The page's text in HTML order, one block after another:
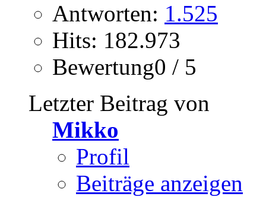
Antworten: 1.525
Hits: 182.973
Bewertung0 / 5
Letzter Beitrag von
Mikko
Profil
Beiträge anzeigen